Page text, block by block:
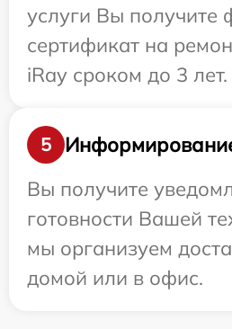
услуги Вы получите
сертификат на
iRay сроком до 3 лет.
5
Вы получите
готовности Вашей
мы организуем
домой или в офис.